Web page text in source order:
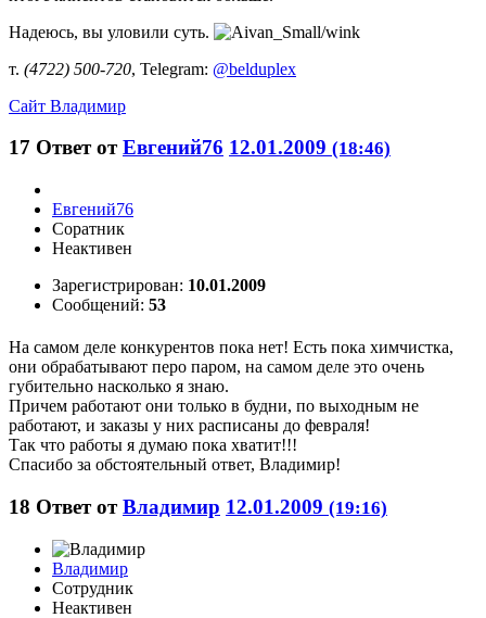
Надеюсь, вы уловили суть.
т. (4722) 500-720, Telegram: @belduplex
Сайт Владимир
17 Ответ отЕвгений76 12.01.2009 (18:46)
Евгений76
Соратник
Неактивен
Зарегистрирован: 10.01.2009
Сообщений: 53
На самом деле конкурентов пока нет! Есть пока химчистка,
они обрабатывают перо паром, на самом деле это очень
губительно насколько я знаю.
Причем работают они только в будни, по выходным не
работают, и заказы у них расписаны до февраля!
Так что работы я думаю пока хватит!!!
Спасибо за обстоятельный ответ, Владимир!
18 Ответ отВладимир 12.01.2009 (19:16)
Владимир
Сотрудник
Неактивен